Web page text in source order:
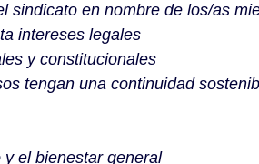
sindicato en nombre de los/as
intereses legales
y constitucionales
tengan una continuidad
el bienestar general